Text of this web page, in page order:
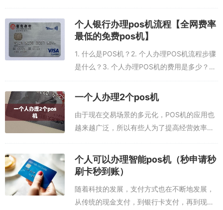
申请者可以前往当地快钱POS机网点办理，可以直接咨询当地快钱PO
S机网点详细的办理流程，也可以在快钱官网上查找申请步骤，以便
快速完成申请手续。
4.办理需要多长时间？
一般情况下，办理时间需要2-3个工作日，但是由于材料审核及实名
认证的不同，办理时间会有所不同。
5.办理费用需要多少？
办理费用需要根据不同的机型、支付方式以及服务以及费用等情况而
定，可以咨询当地快钱POS机网点了解详细的办理费用。
pos机也成为了消费者们买东西的最佳选择。
然而，由于pos机的普及，一些不法分子也开
始利用它来涉及个人pos机养卡违法行...
个人银行办理pos机流程【全网费率
最低的免费pos机】
1. 什么是POS机？2. 个人办理POS机流程步骤
是什么？3. 个人办理POS机的费用是多少？4.
个人办理POS机需要提交什么材料？5. 个人办
理POS机的服务期限是多长？1. 什么是POS
一个人办理2个pos机
由于现在交易场景的多元化，POS机的应用也
越来越广泛，所以有些人为了提高经营效率，
危性，一个人办理2台POS机是有一定风险
的，如果不慎用户信息泄漏，可能会造...
个人可以办理智能pos机（秒申请秒
刷卡秒到账）
随着科技的发展，支付方式也在不断地发展，
从传统的现金支付，到银行卡支付，再到现在